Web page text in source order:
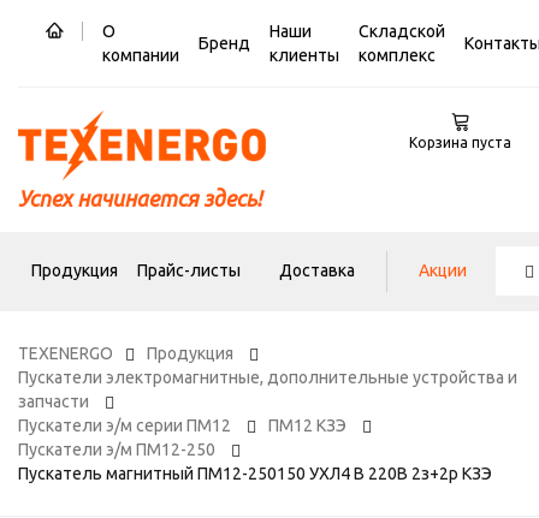
О
компании
Бренд
Наши
клиенты
Складской
комплекс
Успех начинается здесь!
Корзина пуста
Продукция Прайс-листы Доставка Акции
TEXENERGO
Продукция
Пускатели электромагнитные, дополнительные устройства и
запчасти
Пускатели э/м серии ПМ12
ПМ12 КЗЭ
Пускатели э/м ПМ12-250
Пускатель магнитный ПМ12-250150 УХЛ4 В 220В 2з+2р КЗЭ